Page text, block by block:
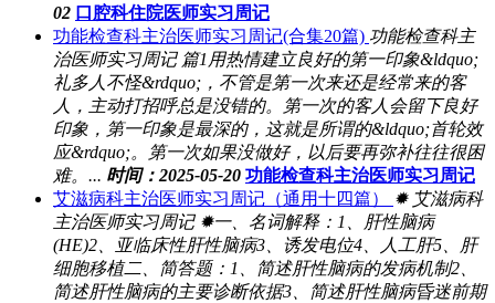
02 口腔科住院医师实习周记
功能检查科主治医师实习周记(合集20篇) 功能检查科主
治医师实习周记 篇1用热情建立良好的第一印象&ldquo;
礼多人不怪&rdquo;，不管是第一次来还是经常来的客
人，主动打招呼总是没错的。第一次的客人会留下良好
印象，第一印象是最深的，这就是所谓的&ldquo;首轮效
应&rdquo;。第一次如果没做好，以后要再弥补往往很困
难。... 时间：2025-05-20 功能检查科主治医师实习周记
艾滋病科主治医师实习周记（通用十四篇）
✹ 艾滋病科
主治医师实习周记 ✹一、名词解释：1、肝性脑病
(HE)2、亚临床性肝性脑病3、诱发电位4、人工肝5、肝
细胞移植二、简答题：1、简述肝性脑病的发病机制2、
简述肝性脑病的主要诊断依据3、简述肝性脑病昏迷前期